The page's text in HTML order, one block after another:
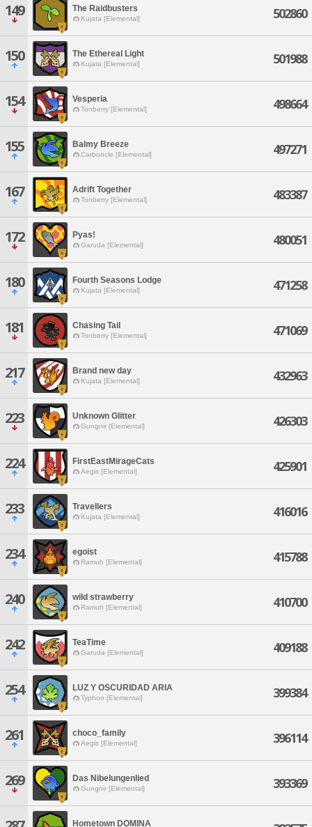
149 The Raidbusters
Kujata [Elemental] 502860
150 The Ethereal Light
Kujata [Elemental] 501988
154 Vesperia
Tonberry [Elemental] 498664
155 Balmy Breeze
Carbuncle [Elemental] 497271
167 Adrift Together
Tonberry [Elemental] 483387
172 Pyas!
Garuda [Elemental] 480051
180 Fourth Seasons Lodge
Kujata [Elemental] 471258
181 Chasing Tail
Tonberry [Elemental] 471069
217 Brand new day
Kujata [Elemental] 432963
223 Unknown Glitter
Gungnir [Elemental] 426303
224 FirstEastMirageCats
Aegis [Elemental] 425901
233 Travellers
Kujata [Elemental] 416016
234 egoist
Ramuh [Elemental] 415788
240 wild strawberry
Ramuh [Elemental] 410700
242 TeaTime
Garuda [Elemental] 409188
254 LUZ Y OSCURIDAD ARIA
Typhon [Elemental] 399384
261 choco_family
Aegis [Elemental] 396114
269 Das Nibelungenlied
Gungnir [Elemental] 393369
Hometown DOMINA